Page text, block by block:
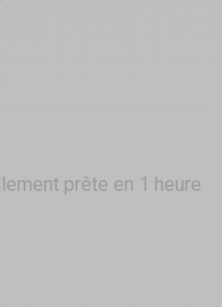
prête en 1 heure